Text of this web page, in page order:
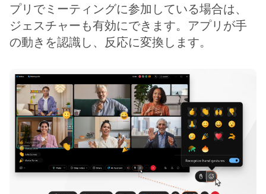
プリでミーティングに参加している場合は、
ジェスチャーも有効にできます。アプリが手
の動きを認識し、反応に変換します。